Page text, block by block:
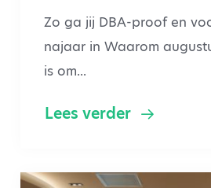
Zo ga jij DBA-proof en
najaar in Waarom
is om...
Lees verder